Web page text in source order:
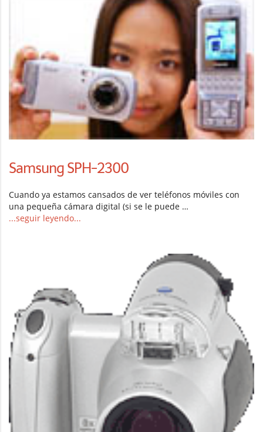
Samsung SPH-2300
Cuando ya estamos cansados de ver teléfonos móviles con
una pequeña cámara digital (si se le puede …
...seguir leyendo...